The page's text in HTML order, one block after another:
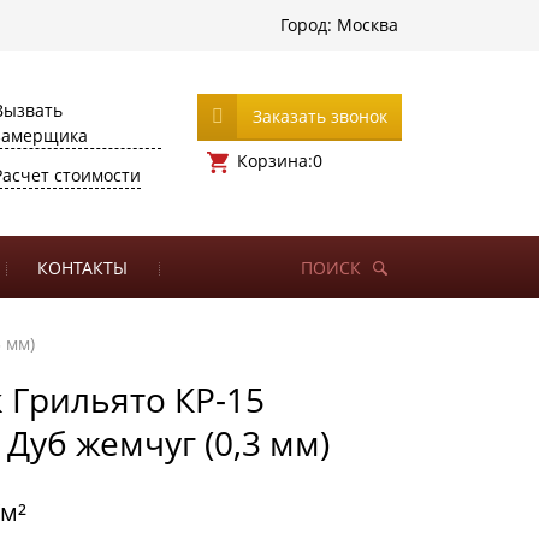
Город: Москва
стоимости
Заказать звонок
Корзина:0
КОНТАКТЫ ПОИСК
мм)
КР-15
Дуб жемчуг (0,3 мм)